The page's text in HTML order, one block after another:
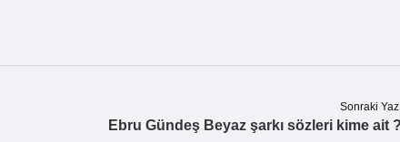
Sonraki
Ebru Gündeş Beyaz şarkı sözleri kime ait